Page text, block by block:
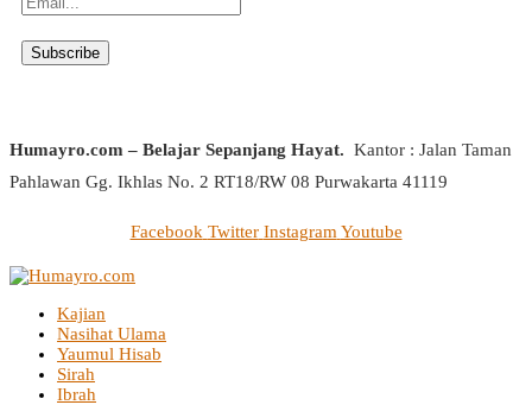
Humayro.com – Belajar Sepanjang Hayat. Kantor : Jalan Taman
Pahlawan Gg. Ikhlas No. 2 RT18/RW 08 Purwakarta 41119
Facebook Twitter Instagram Youtube
Kajian
Nasihat Ulama
Yaumul Hisab
Sirah
Ibrah